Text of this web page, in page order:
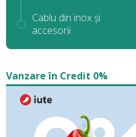
Cablu din inox și
accesorii
Vanzare în Credit 0%